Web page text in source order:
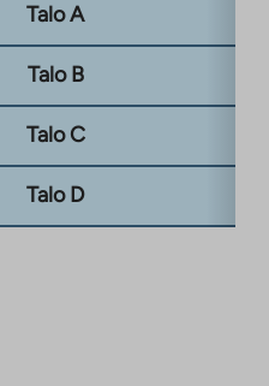
Talo A
Talo B
Talo C
Talo D